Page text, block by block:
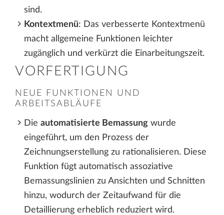
sind.
Kontextmenü: Das verbesserte Kontextmenü
macht allgemeine Funktionen leichter
zugänglich und verkürzt die Einarbeitungszeit.
VORFERTIGUNG
NEUE FUNKTIONEN UND
ARBEITSABLÄUFE
Die automatisierte Bemassungwurde
eingeführt, um den Prozess der
Zeichnungserstellung zu rationalisieren. Diese
Funktion fügt automatisch assoziative
Bemassungslinien zu Ansichten und Schnitten
hinzu, wodurch der Zeitaufwand für die
Detaillierung erheblich reduziert wird.